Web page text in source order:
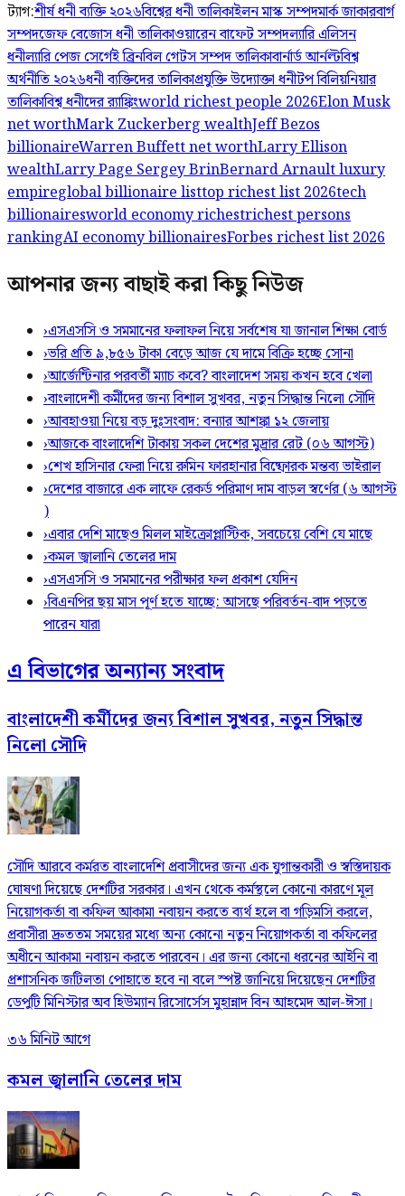
ট্যাগ:শীর্ষ ধনী ব্যক্তি ২০২৬বিশ্বের ধনী তালিকাইলন মাস্ক সম্পদমার্ক জাকারবার্গ
সম্পদজেফ বেজোস ধনী তালিকাওয়ারেন বাফেট সম্পদল্যারি এলিসন
ধনীল্যারি পেজ সের্গেই ব্রিনবিল গেটস সম্পদ তালিকাবার্নার্ড আর্নল্টবিশ্ব
অর্থনীতি ২০২৬ধনী ব্যক্তিদের তালিকাপ্রযুক্তি উদ্যোক্তা ধনীটপ বিলিয়নিয়ার
তালিকাবিশ্ব ধনীদের র‌্যাঙ্কিংworld richest people 2026Elon Musk
net worthMark Zuckerberg wealthJeff Bezos
billionaireWarren Buffett net worthLarry Ellison
wealthLarry Page Sergey BrinBernard Arnault luxury
empireglobal billionaire listtop richest list 2026tech
billionairesworld economy richestrichest persons
rankingAI economy billionairesForbes richest list 2026
আপনার জন্য বাছাই করা কিছু নিউজ
›এসএসসি ও সমমানের ফলাফল নিয়ে সর্বশেষ যা জানাল শিক্ষা বোর্ড
›ভরি প্রতি ৯,৮৫৬ টাকা বেড়ে আজ যে দামে বিক্রি হচ্ছে সোনা
›আর্জেন্টিনার পরবর্তী ম্যাচ কবে? বাংলাদেশ সময় কখন হবে খেলা
›বাংলাদেশী কর্মীদের জন্য বিশাল সুখবর, নতুন সিদ্ধান্ত নিলো সৌদি
›আবহাওয়া নিয়ে বড় দুঃসংবাদ: বন্যার আশঙ্কা ১২ জেলায়
›আজকে বাংলাদেশি টাকায় সকল দেশের মুদ্রার রেট (০৬ আগস্ট)
›শেখ হাসিনার ফেরা নিয়ে রুমিন ফারহানার বিষ্ফোরক মন্তব্য ভাইরাল
›দেশের বাজারে এক লাফে রেকর্ড পরিমাণ দাম বাড়ল স্বর্ণের (৬ আগস্ট
)
›এবার দেশি মাছেও মিলল মাইক্রোপ্লাস্টিক, সবচেয়ে বেশি যে মাছে
›কমল জ্বালানি তেলের দাম
›এসএসসি ও সমমানের পরীক্ষার ফল প্রকাশ যেদিন
›বিএনপির ছয় মাস পূর্ণ হতে যাচ্ছে: আসছে পরিবর্তন-বাদ পড়তে
পারেন যারা
এ বিভাগের অন্যান্য সংবাদ
বাংলাদেশী কর্মীদের জন্য বিশাল সুখবর, নতুন সিদ্ধান্ত
নিলো সৌদি
সৌদি আরবে কর্মরত বাংলাদেশি প্রবাসীদের জন্য এক যুগান্তকারী ও স্বস্তিদায়ক
ঘোষণা দিয়েছে দেশটির সরকার। এখন থেকে কর্মস্থলে কোনো কারণে মূল
নিয়োগকর্তা বা কফিল আকামা নবায়ন করতে ব্যর্থ হলে বা গড়িমসি করলে,
প্রবাসীরা দ্রুততম সময়ের মধ্যে অন্য কোনো নতুন নিয়োগকর্তা বা কফিলের
অধীনে আকামা নবায়ন করতে পারবেন। এর জন্য কোনো ধরনের আইনি বা
প্রশাসনিক জটিলতা পোহাতে হবে না বলে স্পষ্ট জানিয়ে দিয়েছেন দেশটির
ডেপুটি মিনিস্টার অব হিউম্যান রিসোর্সেস মুহান্নাদ বিন আহমেদ আল-ঈসা।
৩৬ মিনিট আগে
কমল জ্বালানি তেলের দাম